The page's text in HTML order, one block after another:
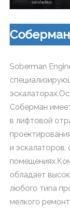
Soberman
Соберман
в лифтовой
и
обладает
любого типа
мелкого